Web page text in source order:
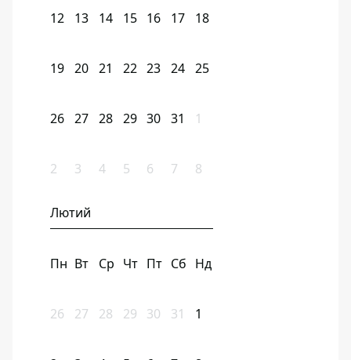
12 13 14 15 16 17 18
19 20 21 22 23 24 25
26 27 28 29 30 31 1
2 3 4 5 6 7 8
Лютий
Пн Вт Ср Чт Пт Сб Нд
26 27 28 29 30 31 1